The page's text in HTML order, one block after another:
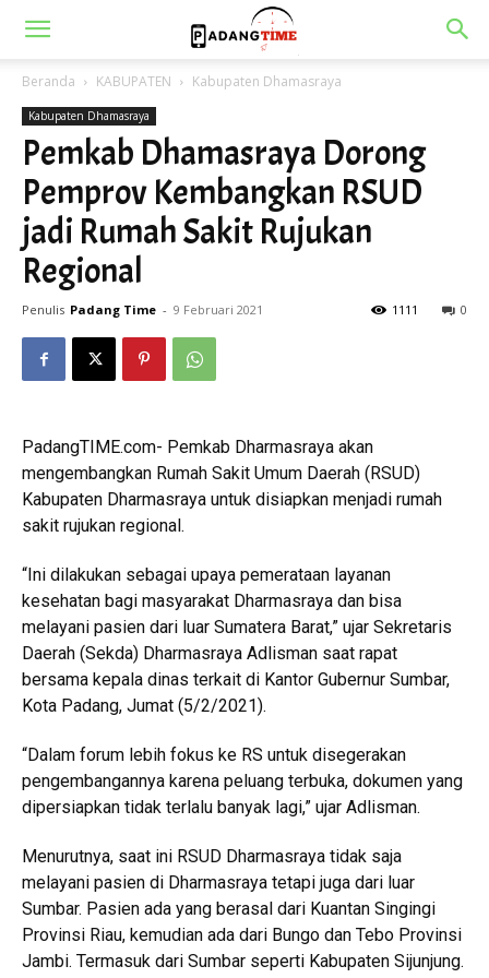
Beranda KABUPATEN Kabupaten Dhamasraya
Kabupaten Dhamasraya
Pemkab Dhamasraya Dorong
Pemprov Kembangkan RSUD
jadi Rumah Sakit Rujukan
Regional
Penulis Padang Time - 9 Februari 2021 0
1111
PadangTIME.com- Pemkab Dharmasraya akan
mengembangkan Rumah Sakit Umum Daerah (RSUD)
Kabupaten Dharmasraya untuk disiapkan menjadi rumah
sakit rujukan regional.
“Ini dilakukan sebagai upaya pemerataan layanan
kesehatan bagi masyarakat Dharmasraya dan bisa
melayani pasien dari luar Sumatera Barat,” ujar Sekretaris
Daerah (Sekda) Dharmasraya Adlisman saat rapat
bersama kepala dinas terkait di Kantor Gubernur Sumbar,
Kota Padang, Jumat (5/2/2021).
“Dalam forum lebih fokus ke RS untuk disegerakan
pengembangannya karena peluang terbuka, dokumen yang
dipersiapkan tidak terlalu banyak lagi,” ujar Adlisman.
Menurutnya, saat ini RSUD Dharmasraya tidak saja
melayani pasien di Dharmasraya tetapi juga dari luar
Sumbar. Pasien ada yang berasal dari Kuantan Singingi
Provinsi Riau, kemudian ada dari Bungo dan Tebo Provinsi
Jambi. Termasuk dari Sumbar seperti Kabupaten Sijunjung.